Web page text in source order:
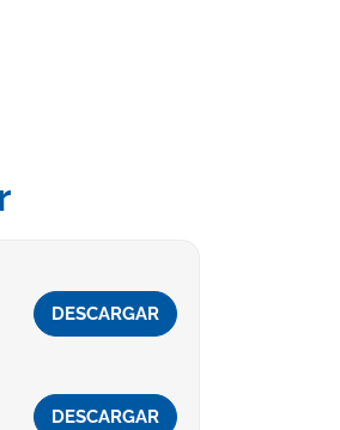
DESCARGAR
DESCARGAR